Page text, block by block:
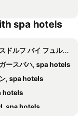
spa hotels
バイ フュルステンフェルト, spa hotels
ースバハ, spa hotels
, spa hotels
hotels
spa hotels